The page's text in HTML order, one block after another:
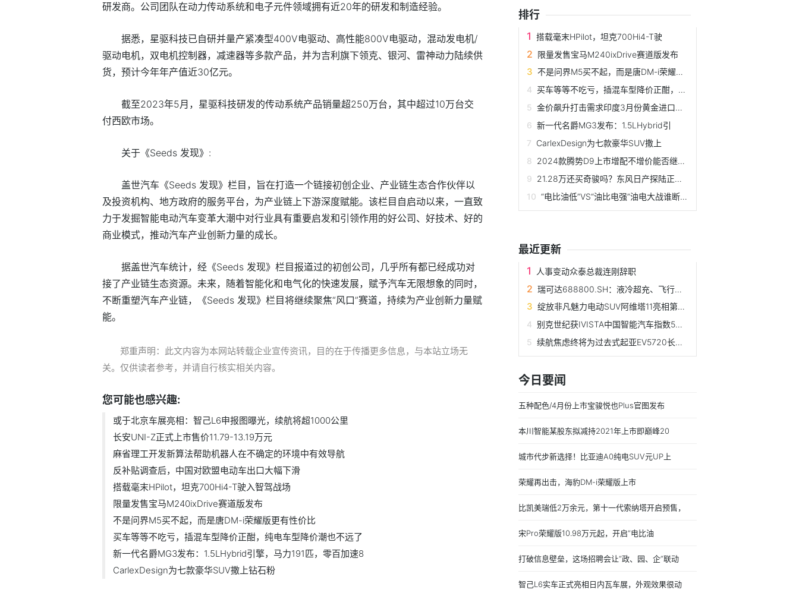
研发商。公司团队在动力传动系统和电子元件领域拥有近20年的研发和制造经验。
据悉，星驱科技已自研并量产紧凑型400V电驱动、高性能800V电驱动，混动发电机/
驱动电机，双电机控制器，减速器等多款产品，并为吉利旗下领克、银河、雷神动力陆续供
货，预计今年年产值近30亿元。
截至2023年5月，星驱科技研发的传动系统产品销量超250万台，其中超过10万台交
付西欧市场。
关于《Seeds 发现》:
盖世汽车《Seeds 发现》栏目，旨在打造一个链接初创企业、产业链生态合作伙伴以
及投资机构、地方政府的服务平台，为产业链上下游深度赋能。该栏目自启动以来，一直致
力于发掘智能电动汽车变革大潮中对行业具有重要启发和引领作用的好公司、好技术、好的
商业模式，推动汽车产业创新力量的成长。
据盖世汽车统计，经《Seeds 发现》栏目报道过的初创公司，几乎所有都已经成功对
接了产业链生态资源。未来，随着智能化和电气化的快速发展，赋予汽车无限想象的同时，
不断重塑汽车产业链，《Seeds 发现》栏目将继续聚焦“风口”赛道，持续为产业创新力量赋
能。
郑重声明：此文内容为本网站转载企业宣传资讯，目的在于传播更多信息，与本站立场无
关。仅供读者参考，并请自行核实相关内容。
您可能也感兴趣:
或于北京车展亮相：智己L6申报图曝光，续航将超1000公里
长安UNI-Z正式上市售价11.79-13.19万元
麻省理工开发新算法帮助机器人在不确定的环境中有效导航
反补贴调查后，中国对欧盟电动车出口大幅下滑
搭载毫末HPilot，坦克700Hi4-T驶入智驾战场
限量发售宝马M240ixDrive赛道版发布
不是问界M5买不起，而是唐DM-i荣耀版更有性价比
买车等等不吃亏，插混车型降价正酣，纯电车型降价潮也不远了
新一代名爵MG3发布：1.5LHybrid引擎，马力191匹，零百加速8
CarlexDesign为七款豪华SUV撒上钻石粉
排行
搭载毫末HPilot，坦克700Hi4-T驶
限量发售宝马M240ixDrive赛道版发布
不是问界M5买不起，而是唐DM-i荣耀版更有
买车等等不吃亏，插混车型降价正酣，纯电车型降
金价飙升打击需求印度3月份黄金进口量将暴跌9
新一代名爵MG3发布：1.5LHybrid引
CarlexDesign为七款豪华SUV撒上
2024款腾势D9上市增配不增价能否继续坐稳
21.28万还买奇骏吗？东风日产探陆正式上市
“电比油低”VS“油比电强”油电大战谁断了谁
最近更新
人事变动众泰总裁连刚辞职
瑞可达688800.SH：液冷超充、飞行汽车
绽放非凡魅力电动SUV阿维塔11亮相第45届
别克世纪获IVISTA中国智能汽车指数5星成
续航焦虑终将为过去式起亚EV5720长续航版
今日要闻
五种配色/4月份上市宝骏悦也Plus官图发布
本川智能某股东拟减持2021年上市即巅峰20
城市代步新选择！比亚迪A0纯电SUV元UP上
荣耀再出击，海豹DM-i荣耀版上市
比凯美瑞低2万余元，第十一代索纳塔开启预售，
宋Pro荣耀版10.98万元起，开启“电比油
打破信息壁垒，这场招聘会让“政、园、企”联动
智己L6实车正式亮相日内瓦车展，外观效果很动